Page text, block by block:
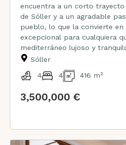
encuentra a un corto
de Sóller y a un agradable
pueblo, lo que la convierte
excepcional para cualquiera
mediterráneo lujoso y
Sóller
4 4 416 m²
3,500,000 €